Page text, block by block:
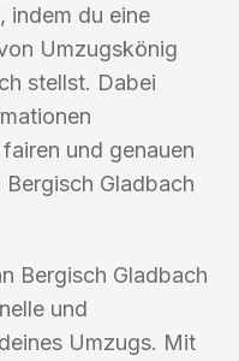
indem du eine
Umzugskönig
stellst. Dabei
und genauen
Gladbach
Bergisch Gladbach
und
Umzugs. Mit